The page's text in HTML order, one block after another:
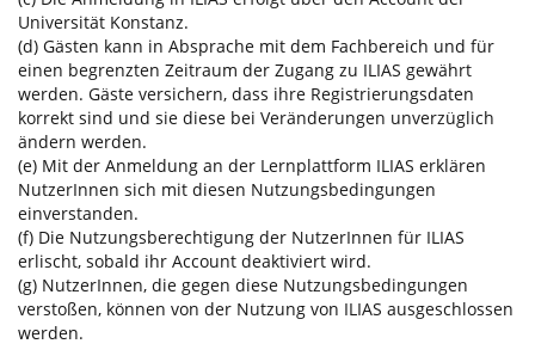
Universität Konstanz.
(d) Gästen kann in Absprache mit dem Fachbereich und für
einen begrenzten Zeitraum der Zugang zu ILIAS gewährt
werden. Gäste versichern, dass ihre Registrierungsdaten
korrekt sind und sie diese bei Veränderungen unverzüglich
ändern werden.
(e) Mit der Anmeldung an der Lernplattform ILIAS erklären
NutzerInnen sich mit diesen Nutzungsbedingungen
einverstanden.
(f) Die Nutzungsberechtigung der NutzerInnen für ILIAS
erlischt, sobald ihr Account deaktiviert wird.
(g) NutzerInnen, die gegen diese Nutzungsbedingungen
verstoßen, können von der Nutzung von ILIAS ausgeschlossen
werden.